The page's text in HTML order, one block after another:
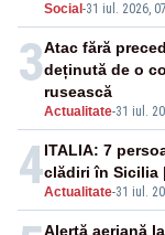
Social -31 iul. 2026,
3
Actualitate-31 iul.
Atac fără
deținută de o
rusească
4Actualitate-31 iul.
ITALIA: 7
clădiri în Sicilia
Alertă aeriană